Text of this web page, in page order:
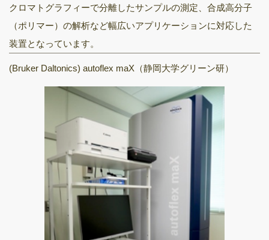
クロマトグラフィーで分離したサンプルの測定、合成高分子
（ポリマー）の解析など幅広いアプリケーションに対応した
装置となっています。
(Bruker Daltonics) autoflex maX（静岡大学グリーン研）